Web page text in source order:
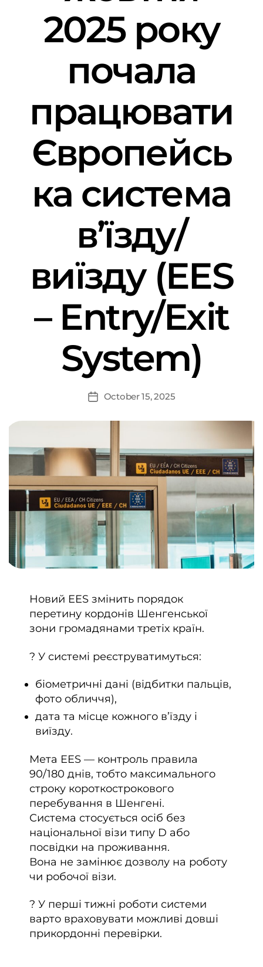
2025 року
почала
працювати
Європейсь
ка система
в’їзду/
виїзду (EES
– Entry/Exit
System)
October 15, 2025
Новий EES змінить порядок
перетину кордонів Шенгенської
зони громадянами третіх країн.
? У системі реєструватимуться:
біометричні дані (відбитки пальців,
фото обличчя),
дата та місце кожного в’їзду і
виїзду.
Мета EES — контроль правила
90/180 днів, тобто максимального
строку короткострокового
перебування в Шенгені.
Система стосується осіб без
національної візи типу D або
посвідки на проживання.
Вона не замінює дозволу на роботу
чи робочої візи.
? У перші тижні роботи системи
варто враховувати можливі довші
прикордонні перевірки.